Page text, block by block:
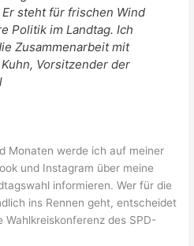
steht für frischen Wind
Politik im Landtag. Ich
Zusammenarbeit mit
Kuhn, Vorsitzender der
Monaten werde ich auf meiner
und Instagram über meine
informieren. Wer für die
ins Rennen geht, entscheidet
Wahlkreiskonferenz des SPD-